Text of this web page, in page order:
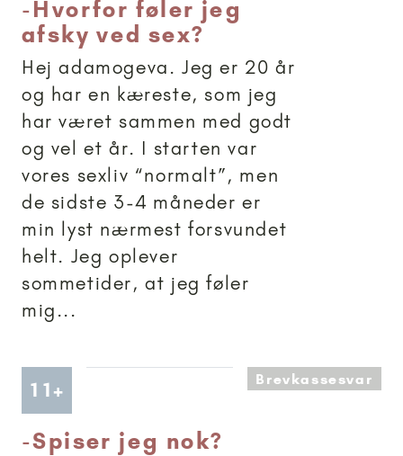
-Hvorfor føler jeg
afsky ved sex?
Hej adamogeva. Jeg er 20 år
og har en kæreste, som jeg
har været sammen med godt
og vel et år. I starten var
vores sexliv “normalt”, men
de sidste 3-4 måneder er
min lyst nærmest forsvundet
helt. Jeg oplever
sommetider, at jeg føler
mig...
11+ Artikler anbefalet til 11+Brevkassesvar
-Spiser jeg nok?